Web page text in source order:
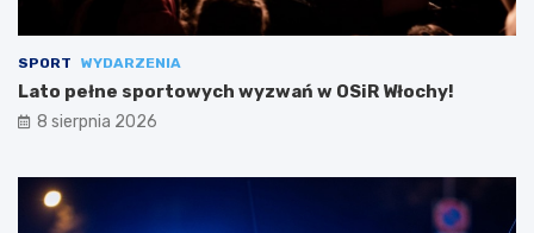
SPORT WYDARZENIA
Lato pełne sportowych wyzwań w OSiR Włochy!
8 sierpnia 2026